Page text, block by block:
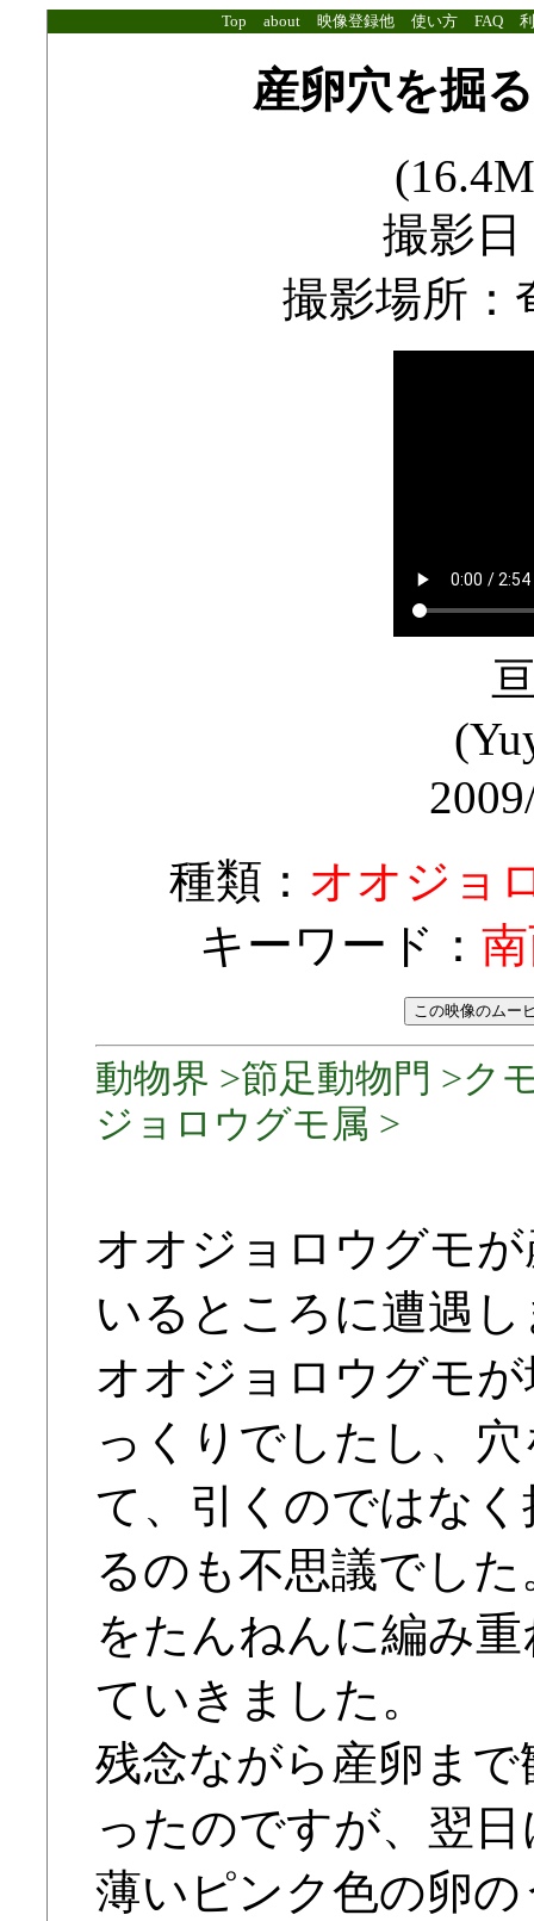
Top about 映像登録他 使い方 FAQ
産卵穴を掘
撮影日
撮影場所
種類： オオジョ
キーワード：
動物界 >節足動物門 >ク
ジョロウグモ属 >
オオジョロウグモ
いるところに遭遇
オオジョロウグモ
っくりでしたし、
て、引くのではな
るのも不思議でし
をたんねんに編み
ていきました。
残念ながら産卵ま
ったのですが、翌
薄いピンク色の卵